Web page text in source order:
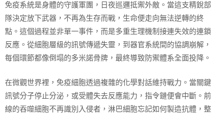
免疫系統是身體的守護軍團，日夜巡邏抵禦外敵。當這支精銳部
隊決定放下武器，不再為生存而戰，生命便走向無法逆轉的終
點。這個過程並非單一事件，而是多重生理機制接連失效的連鎖
反應。從細胞層級的訊號傳遞失靈，到器官系統間的協調崩解，
每個環節都像倒塌的多米諾骨牌，最終導致防禦體系全面投降。
在微觀世界裡，免疫細胞透過複雜的化學對話維持戰力。當關鍵
訊號分子停止分泌，或受體失去反應能力，指令鏈便會中斷。前
線的吞噬細胞不再識別入侵者，淋巴細胞忘記如何製造抗體，整